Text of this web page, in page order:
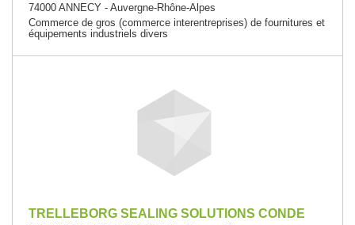
74000 ANNECY - Auvergne-Rhône-Alpes
Commerce de gros (commerce interentreprises) de fournitures et
équipements industriels divers
TRELLEBORG SEALING SOLUTIONS CONDE